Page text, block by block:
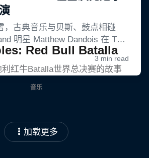
Red Bull Batalla
红牛Batalla世界总决赛的故事
音乐
加载更多